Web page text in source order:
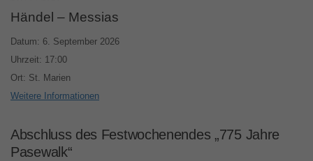
Händel – Messias
Datum: 6. September 2026
Uhrzeit: 17:00
Ort: St. Marien
Weitere Informationen
Abschluss des Festwochenendes „775 Jahre
Pasewalk“